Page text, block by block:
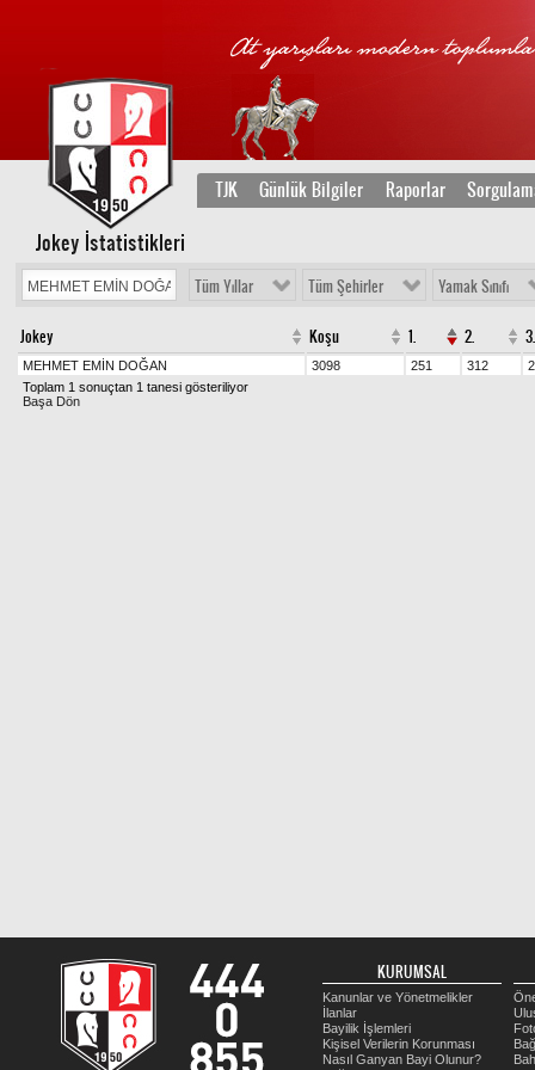
TJK Günlük Bilgiler Raporlar
Jokey İstatistikleri
Tüm Yıllar Tüm Şehirler Yamak Sınıfı
Jokey Koşu 1. 2. 3.
MEHMET EMİN DOĞAN 3098 251 312
Toplam 1 sonuçtan 1 tanesi gösteriliyor
Başa Dön
KURUMSAL
Kanunlar ve Yönetmelikler
İlanlar
Bayilik İşlemleri
Kişisel Verilerin Korunması
Nasıl Ganyan Bayi Olunur?